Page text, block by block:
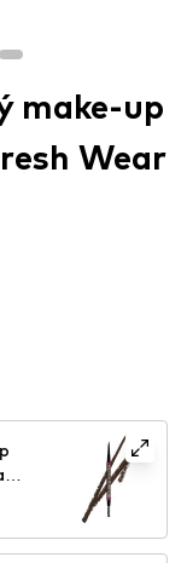
make-up
Wear